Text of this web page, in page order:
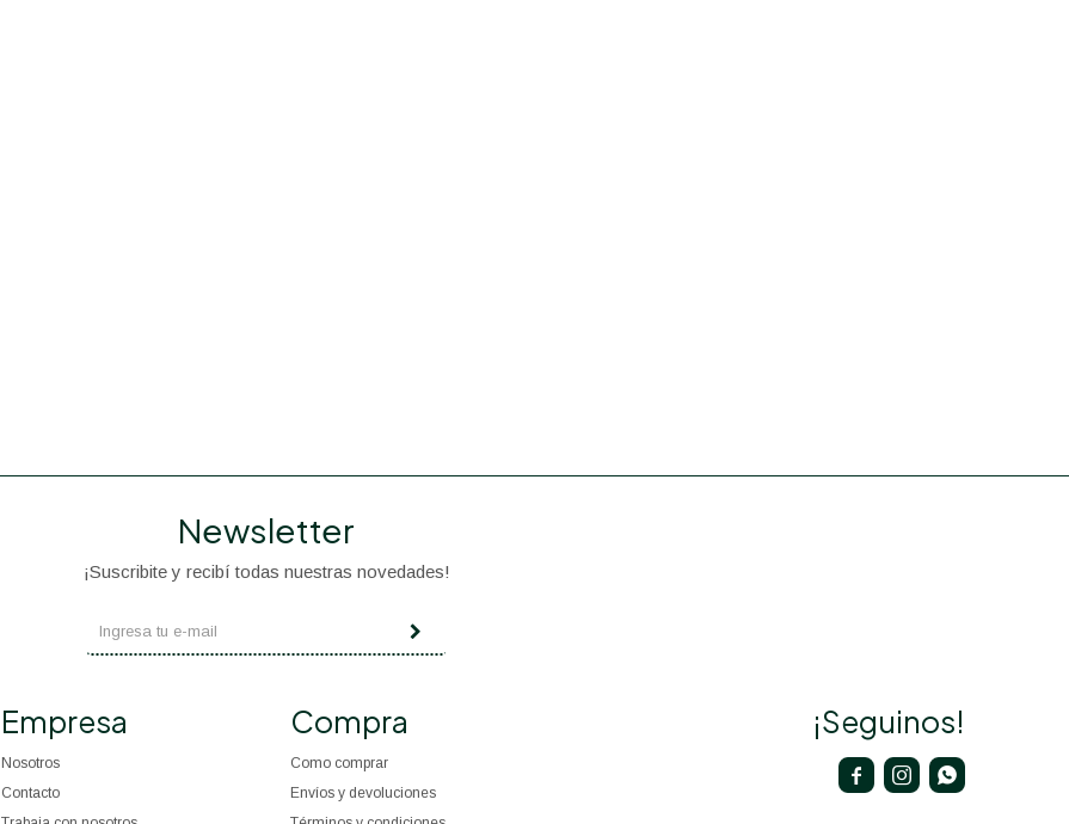
Empresa
Nosotros
Contacto
Compra
Como comprar
Envíos y devoluciones
Newsletter
¡Suscribite y recibí todas nuestras novedades!
¡Seguinos!
  